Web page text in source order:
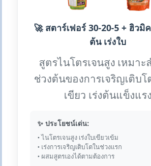
🚀 สตาร์เฟอร์ 30-20-5 + ฮิวมิค
ต้น เร่งใบ
สูตรไนโตรเจนสูง เหมาะ
ช่วงต้นของการเจริญเติบโ
เขียว เร่งต้นแข็งแรง
✨ ประโยชน์เด่น:
• ไนโตรเจนสูง เร่งใบเขียวเข้ม
• เร่งการเจริญเติบโตในช่วงแรก
• ผสมสูตรเองได้ตามต้องการ